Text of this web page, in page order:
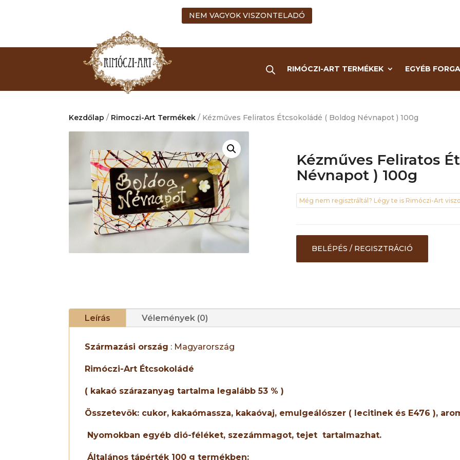
NEM VAGYOK VISZONTELADÓ
RIMÓCZI-ART TERMÉKEK EGYÉB
Kezdőlap / Rimoczi-Art Termékek / Kézműves Feliratos Étcsokoládé ( Boldog Névnapot ) 100g
Kézműves Feliratos
Névnapot ) 100g
Még nem regisztráltál? Légy te is Rimóczi-Art
BELÉPÉS / REGISZTRÁCIÓ
Leírás Vélemények (0)
Származási ország : Magyarország
Rimóczi-Art Étcsokoládé
( kakaó szárazanyag tartalma legalább 53 % )
Összetevõk: cukor, kakaómassza, kakaóvaj, emulgeálószer ( lecitinek és E476 ),
Nyomokban egyéb dió-féléket, szezámmagot, tejettartalmazhat.
Általános tápérték 100 g termékben: